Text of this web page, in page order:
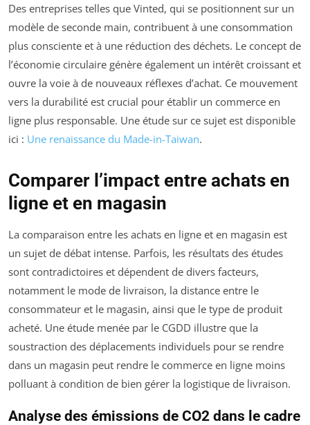
Des entreprises telles que Vinted, qui se positionnent sur un
modèle de seconde main, contribuent à une consommation
plus consciente et à une réduction des déchets. Le concept de
l’économie circulaire génère également un intérêt croissant et
ouvre la voie à de nouveaux réflexes d’achat. Ce mouvement
vers la durabilité est crucial pour établir un commerce en
ligne plus responsable. Une étude sur ce sujet est disponible
ici : Une renaissance du Made-in-Taiwan.
Comparer l’impact entre achats en
ligne et en magasin
La comparaison entre les achats en ligne et en magasin est
un sujet de débat intense. Parfois, les résultats des études
sont contradictoires et dépendent de divers facteurs,
notamment le mode de livraison, la distance entre le
consommateur et le magasin, ainsi que le type de produit
acheté. Une étude menée par le CGDD illustre que la
soustraction des déplacements individuels pour se rendre
dans un magasin peut rendre le commerce en ligne moins
polluant à condition de bien gérer la logistique de livraison.
Analyse des émissions de CO2 dans le cadre